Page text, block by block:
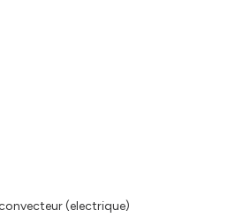
(electrique)